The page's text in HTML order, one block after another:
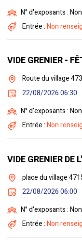
N° d'exposants :
Entrée :Non
VIDE GRENIER -
Route du village
22/08/2026 06:30
N° d'exposants :
Entrée :Non
VIDE GRENIER DE
place du village
22/08/2026 06:00
N° d'exposants :
Entrée :Non